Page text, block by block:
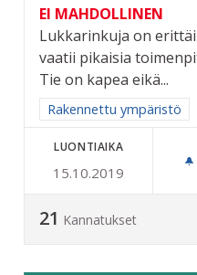
EI MAHDOLLINEN
Lukkarinkuja on
vaatii pikaisia
Tie on kapea eikä...
Rajaa tulokset aihepiirin
Rakennettu ympäristö
LUONTIAIKA
15.10.2019
21 Kannatukset